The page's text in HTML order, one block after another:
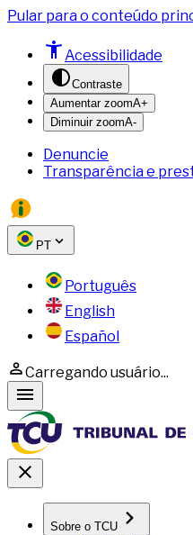
Pular para o conteúdo
Acessibilidade
Contraste
Aumentar zoomA+
Diminuir zoomA-
Denuncie
Transparência e
PT
Português
English
Español
Carregando usuário...
Sobre o TCU